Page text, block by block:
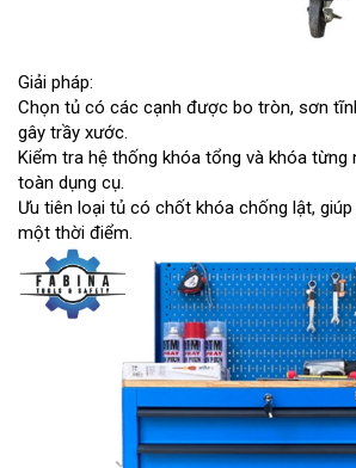
Giải pháp:
Chọn tủ có các cạnh được bo tròn, sơn
gây trầy xước.
Kiểm tra hệ thống khóa tổng và khóa từng
toàn dụng cụ.
Ưu tiên loại tủ có chốt khóa chống lật,
một thời điểm.